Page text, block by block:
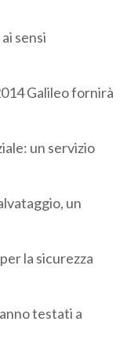
sensi
Galileo fornirà
un servizio
un
la sicurezza
testati a